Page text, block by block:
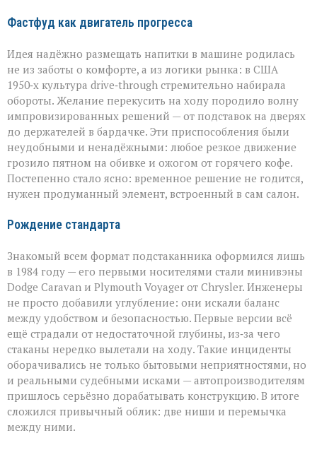
Фастфуд как двигатель прогресса
Идея надёжно размещать напитки в машине родилась
не из заботы о комфорте, а из логики рынка: в США
1950‑х культура drive‑through стремительно набирала
обороты. Желание перекусить на ходу породило волну
импровизированных решений — от подставок на дверях
до держателей в бардачке. Эти приспособления были
неудобными и ненадёжными: любое резкое движение
грозило пятном на обивке и ожогом от горячего кофе.
Постепенно стало ясно: временное решение не годится,
нужен продуманный элемент, встроенный в сам салон.
Рождение стандарта
Знакомый всем формат подстаканника оформился лишь
в 1984 году — его первыми носителями стали минивэны
Dodge Caravan и Plymouth Voyager от Chrysler. Инженеры
не просто добавили углубление: они искали баланс
между удобством и безопасностью. Первые версии всё
ещё страдали от недостаточной глубины, из‑за чего
стаканы нередко вылетали на ходу. Такие инциденты
оборачивались не только бытовыми неприятностями, но
и реальными судебными исками — автопроизводителям
пришлось серьёзно дорабатывать конструкцию. В итоге
сложился привычный облик: две ниши и перемычка
между ними.